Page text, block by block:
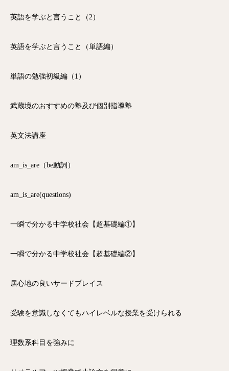
英語を学ぶと言うこと（2）
英語を学ぶと言うこと（単語編）
単語の勉強初級編（1）
武蔵境のおすすめの塾及び個別指導塾
英文法講座
am_is_are（be動詞）
am_is_are(questions)
一瞬で分かる中学校社会【超基礎編①】
一瞬で分かる中学校社会【超基礎編②】
居心地の良いサードプレイス
受験を意識しなくてもハイレベルな授業を受けられる
理数系科目を強みに